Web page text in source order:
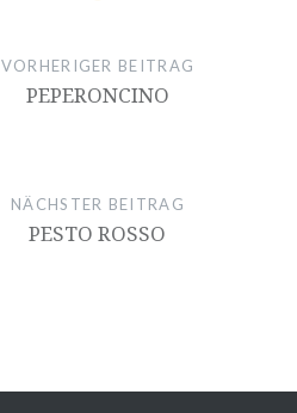
VORHERIGER BEITRAG
PEPERONCINO
NÄCHSTER BEITRAG
PESTO ROSSO